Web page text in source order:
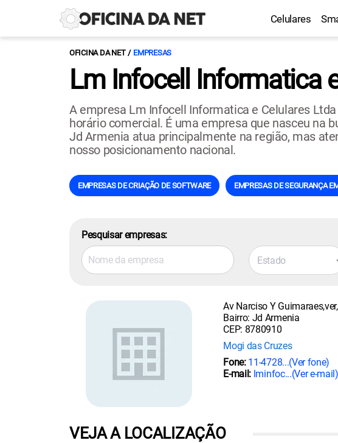
Celulares
OFICINA DA NET EMPRESAS
Lm Infocell Informatica
A empresa Lm Infocell Informatica e Celulares
horário comercial. É uma empresa que nasceu na
Jd Armenia atua principalmente na região, mas
nosso posicionamento nacional.
EMPRESAS DE CRIAÇÃO DE SOFTWARE EMPRESAS DE SEGURANÇA
Pesquisar empresas:
Estado
Av Narciso Y
Bairro: Jd Armenia
CEP: 8780910
Mogi das Cruzes
Fone: 11-4728...(Ver fone)
E-mail: lminfoc...(Ver e-mail)
VEJA A LOCALIZAÇÃO